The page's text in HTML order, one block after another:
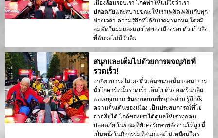
เมืองล้อมรอบเรา ไกด์ทำให้แน่ใจว่าเรา
ปลอดภัยและสบายขณะให้เราเพลิดเพลินกับทุก
ช่วงเวลา ความรู้สึกที่ได้ขับรถผ่านถนน โดยมี
ลมพัดในผมและแสงไฟของเมืองรอบตัว เป็นสิ่ง
ที่ฉันจะไม่มีวันลืม
สนุกและเต็มไปด้วยการผจญภัยที่
รวดเร็ว!
อากิฮาบาระไม่เคยตื่นเต้นขนาดนี้มาก่อน! การ
นั่งโกคาร์ทนั้นรวดเร็ว เต็มไปด้วยอะดรีนาลีน
และสนุกมาก ขับผ่านถนนที่พลุกพล่าน รู้สึกถึง
ความตื่นเต้นของเมือง เป็นประสบการณ์ที่ไม่
อาจลืมได้ ไกด์ของเราได้ดูแลให้เราทุกคน
ปลอดภัย ในขณะที่ยังคงรักษาพลังงานให้สูง นี่
เป็นหนึ่งในกิจกรรมที่สนุกและไม่เหมือนใคร